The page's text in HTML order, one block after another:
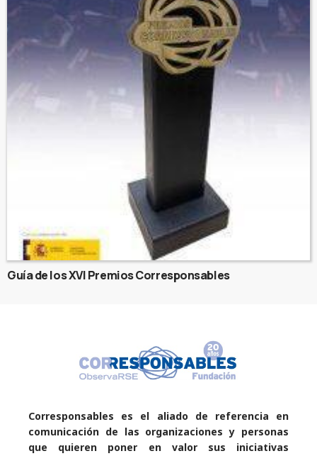
Guía de los XVI Premios Corresponsables
Corresponsables es el aliado de referencia en
comunicación de las organizaciones y personas
que quieren poner en valor sus iniciativas